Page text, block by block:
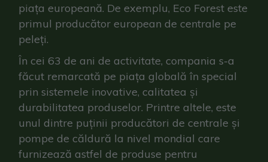
piața europeană. De exemplu, Eco Forest este
primul producător european de centrale pe
peleți.
În cei 63 de ani de activitate, compania s-a
făcut remarcată pe piața globală în special
prin sistemele inovative, calitatea și
durabilitatea produselor. Printre altele, este
unul dintre puținii producători de centrale și
pompe de căldură la nivel mondial care
furnizează astfel de produse pentru